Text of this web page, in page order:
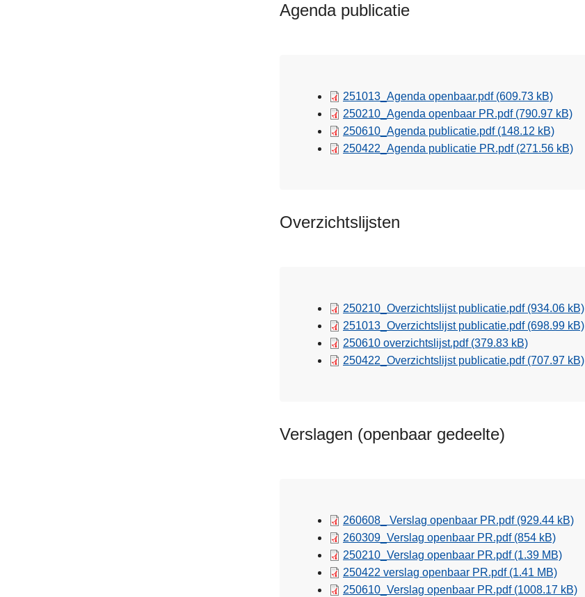
Agenda publicatie
251013_Agenda openbaar.pdf (609.73 kB)
250210_Agenda openbaar PR.pdf (790.97 kB)
250610_Agenda publicatie.pdf (148.12 kB)
250422_Agenda publicatie PR.pdf (271.56 kB)
Overzichtslijsten
250210_Overzichtslijst publicatie.pdf (934.06 kB)
251013_Overzichtslijst publicatie.pdf (698.99 kB)
250610 overzichtslijst.pdf (379.83 kB)
250422_Overzichtslijst publicatie.pdf (707.97 kB)
Verslagen (openbaar gedeelte)
260608_ Verslag openbaar PR.pdf (929.44 kB)
260309_Verslag openbaar PR.pdf (854 kB)
250210_Verslag openbaar PR.pdf (1.39 MB)
250422 verslag openbaar PR.pdf (1.41 MB)
250610_Verslag openbaar PR.pdf (1008.17 kB)